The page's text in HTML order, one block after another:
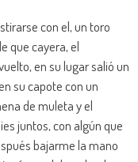
con el, un toro
que cayera, el
en su lugar salió un
su capote con un
de muleta y el
juntos, con algún que
bajarme la mano